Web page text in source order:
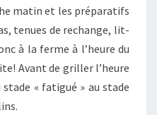
matin et les préparatifs
tenues de rechange, lit-
à la ferme à l’heure du
Avant de griller l’heure
« fatigué » au stade